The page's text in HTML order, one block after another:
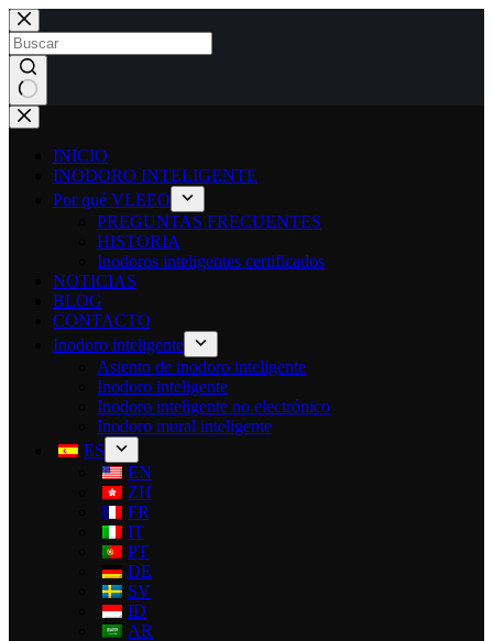
INICIO
INODORO INTELIGENTE
Por qué VLEEO
PREGUNTAS FRECUENTES
HISTORIA
Inodoros inteligentes certificados
NOTICIAS
BLOG
CONTACTO
Inodoro inteligente
Asiento de inodoro inteligente
Inodoro inteligente
Inodoro inteligente no electrónico
Inodoro mural inteligente
ES
EN
ZH
FR
IT
PT
DE
SV
ID
AR